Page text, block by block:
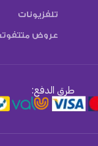
تلفزيونات
عروض
طرق الدفع: